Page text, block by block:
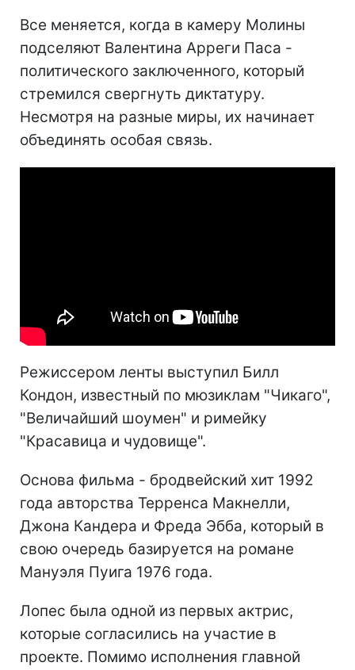
Все меняется, когда в камеру Молины
подселяют Валентина Арреги Паса -
политического заключенного, который
стремился свергнуть диктатуру.
Несмотря на разные миры, их начинает
объединять особая связь.
Режиссером ленты выступил Билл
Кондон, известный по мюзиклам "Чикаго",
"Величайший шоумен" и римейку
"Красавица и чудовище".
Основа фильма - бродвейский хит 1992
года авторства Терренса Макнелли,
Джона Кандера и Фреда Эбба, который в
свою очередь базируется на романе
Мануэля Пуига 1976 года.
Лопес была одной из первых актрис,
которые согласились на участие в
проекте. Помимо исполнения главной